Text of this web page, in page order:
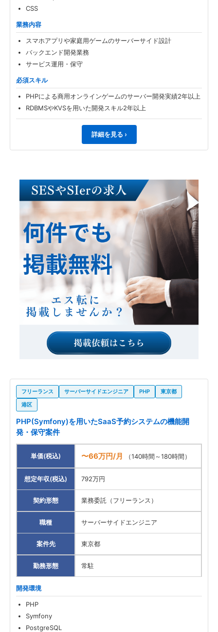
CSS
業務内容
スマホアプリや家庭用ゲームのサーバーサイド設計
バックエンド開発業務
サービス運用・保守
必須スキル
PHPによる商用オンラインゲームのサーバー開発実績2年以上
RDBMSやKVSを用いた開発スキル2年以上
詳細を見る ›
フリーランス サーバーサイドエンジニア PHP
東京都
港区
PHP(Symfony)を用いたSaaS予約システムの機能開
発・保守案件
単価(税込) 〜66万円/月 （140時間～180時間）
想定年収(税込) 792万円
契約形態 業務委託（フリーランス）
職種 サーバーサイドエンジニア
案件先 東京都
勤務形態 常駐
開発環境
PHP
Symfony
PostgreSQL